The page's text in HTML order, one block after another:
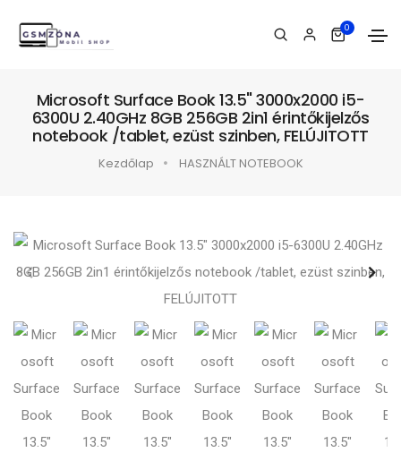
0
Microsoft Surface Book 13.5" 3000x2000 i5-
6300U 2.40GHz 8GB 256GB 2in1 érintőkijelzős
notebook /tablet, ezüst szinben, FELÚJITOTT
Kezdőlap HASZNÁLT NOTEBOOK